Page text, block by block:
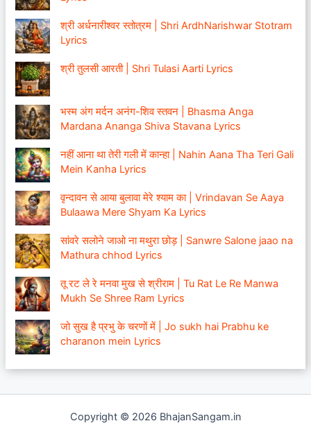
श्री अर्धनारीश्वर स्तोत्रम | Shri ArdhNarishwar Stotram
Lyrics
श्री तुलसी आरती | Shri Tulasi Aarti Lyrics
भस्म अंग मर्दन अनंग-शिव स्तवन | Bhasma Anga
Mardana Ananga Shiva Stavana Lyrics
नहीं आना था तेरी गली में कान्हा | Nahin Aana Tha Teri Gali
Mein Kanha Lyrics
वृन्दावन से आया बुलावा मेरे श्याम का | Vrindavan Se Aaya
Bulaawa Mere Shyam Ka Lyrics
सांवरे सलोने जाओ ना मथुरा छोड़ | Sanwre Salone jaao na
Mathura chhod Lyrics
तू रट ले रे मनवा मुख से श्रीराम | Tu Rat Le Re Manwa
Mukh Se Shree Ram Lyrics
जो सुख है प्रभु के चरणों में | Jo sukh hai Prabhu ke
charanon mein Lyrics
Copyright © 2026 BhajanSangam.in